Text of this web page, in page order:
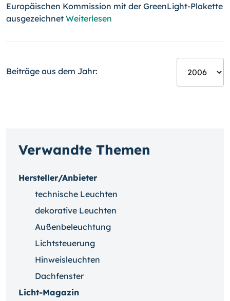
Europäischen Kommission mit der GreenLight-Plakette
ausgezeichnet Weiterlesen
Beiträge aus dem Jahr:
Verwandte Themen
Hersteller/Anbieter
technische Leuchten
dekorative Leuchten
Außenbeleuchtung
Lichtsteuerung
Hinweisleuchten
Dachfenster
Licht-Magazin